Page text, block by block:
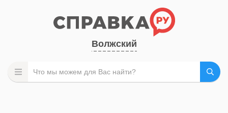
Волжский